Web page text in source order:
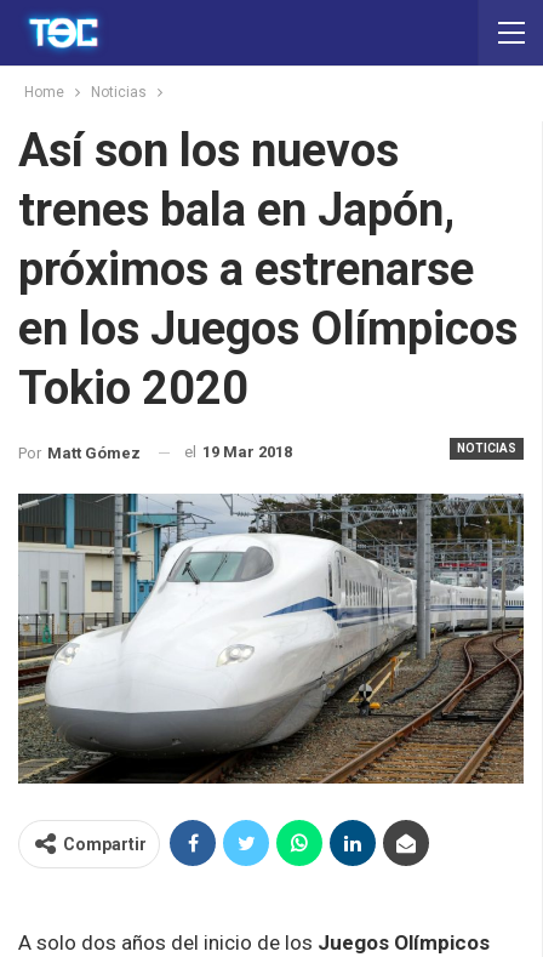
Home Noticias
Así son los nuevos
trenes bala en Japón,
próximos a estrenarse
en los Juegos Olímpicos
Tokio 2020
NOTICIAS
Por Matt Gómez el 19 Mar 2018
Compartir
A solo dos años del inicio de los Juegos Olímpicos